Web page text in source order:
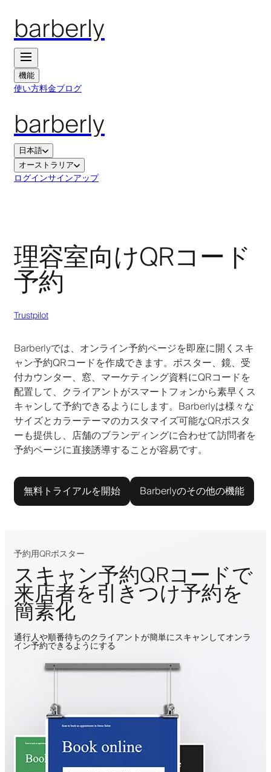
barberly
機能
使い方料金ブログ
barberly
日本語
オーストラリア
ログインサインアップ
理容室向けQRコード
予約
Trustpilot
Barberlyでは、オンライン予約ページを即座に開くスキ
ャン予約QRコードを作成できます。ポスター、鏡、受
付カウンター、窓、マーケティング資料にQRコードを
配置して、クライアントがスマートフォンから素早くス
キャンして予約できるようにします。Barberlyは様々な
サイズとカラーテーマのカスタマイズ可能なQRポスタ
ーも提供し、店舗のブランディングに合わせて訪問者を
予約ページに直接誘導することが容易です。
無料トライアルを開始 Barberlyのその他の機能
予約用QRポスター
スキャン予約QRコードで
来店者を引きつけ予約を
簡素化
通行人や順番待ちのクライアントが簡単にスキャンしてオンラ
イン予約できるようにする